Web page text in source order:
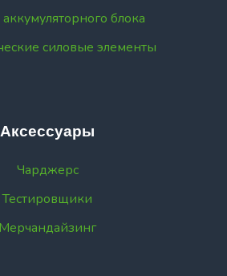
блока
силовые элементы
Аксессуары
Чарджерс
Тестировщики
Мерчандайзинг